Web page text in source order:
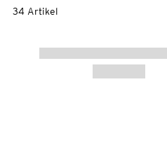
34 Artikel